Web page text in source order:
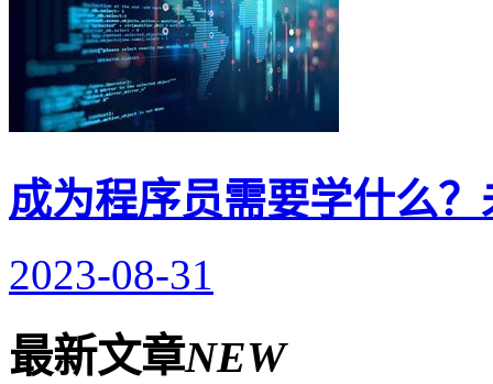
成为程序员需要学什么
2023-08-31
最新文章NEW